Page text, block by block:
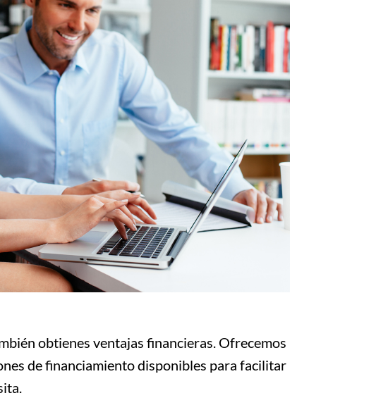
obtienes ventajas financieras. Ofrecemos
de financiamiento disponibles para facilitar